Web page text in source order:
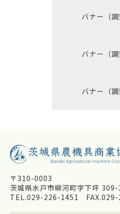
バナー（調
バナー（調
バナー（調
〒310-0003
茨城県水戸市柳河町字下坪 309-
TEL.029-226-1451